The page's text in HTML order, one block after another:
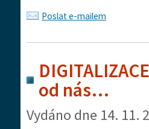
Poslat e-mailem
od nás…
Vydáno dne 14. 11.